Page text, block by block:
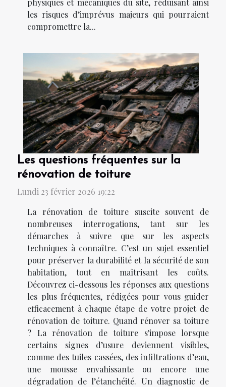
physiques et mécaniques du site, réduisant ainsi
les risques d’imprévus majeurs qui pourraient
compromettre la...
Les questions fréquentes sur la
rénovation de toiture
Lundi 23 février 2026 19:22
La rénovation de toiture suscite souvent de
nombreuses interrogations, tant sur les
démarches à suivre que sur les aspects
techniques à connaître. C’est un sujet essentiel
pour préserver la durabilité et la sécurité de son
habitation, tout en maîtrisant les coûts.
Découvrez ci-dessous les réponses aux questions
les plus fréquentes, rédigées pour vous guider
efficacement à chaque étape de votre projet de
rénovation de toiture. Quand rénover sa toiture
? La rénovation de toiture s'impose lorsque
certains signes d’usure deviennent visibles,
comme des tuiles cassées, des infiltrations d’eau,
une mousse envahissante ou encore une
dégradation de l’étanchéité. Un diagnostic de